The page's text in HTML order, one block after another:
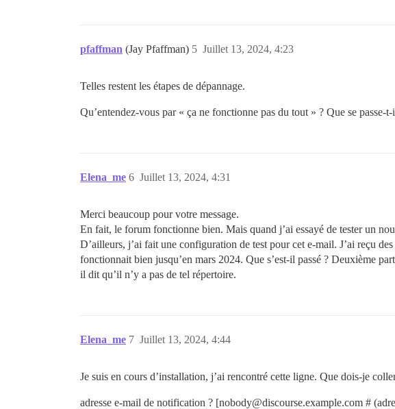
pfaffman (Jay Pfaffman) Juillet 13, 2024, 4:23
5
Telles restent les étapes de dépannage.
Qu’entendez-vous par « ça ne fonctionne pas du tout » ? Que se passe-
Elena_me Juillet 13, 2024, 4:31
6
Merci beaucoup pour votre message.
En fait, le forum fonctionne bien. Mais quand j’ai essayé de tester un
D’ailleurs, j’ai fait une configuration de test pour cet e-mail. J’ai reçu
fonctionnait bien jusqu’en mars 2024. Que s’est-il passé ? Deuxième
il dit qu’il n’y a pas de tel répertoire.
Elena_me Juillet 13, 2024, 4:44
7
Je suis en cours d’installation, j’ai rencontré cette ligne. Que dois-je
adresse e-mail de notification ? [nobody@discourse.example.com #